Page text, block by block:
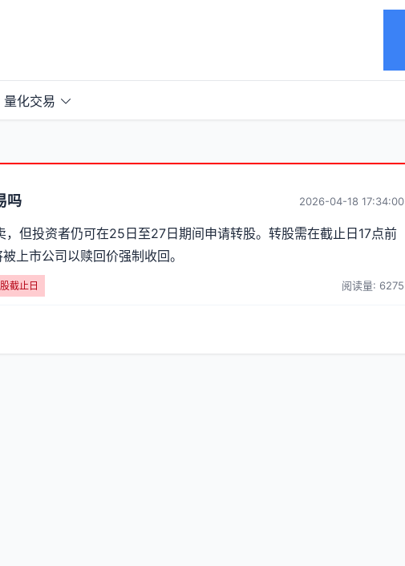
量化交易
吗 2026-04-18 17:34:00
但投资者仍可在25日至27日期间申请转股。转股需在截止日17点前
上市公司以赎回价强制收回。
截止日 阅读量: 6275